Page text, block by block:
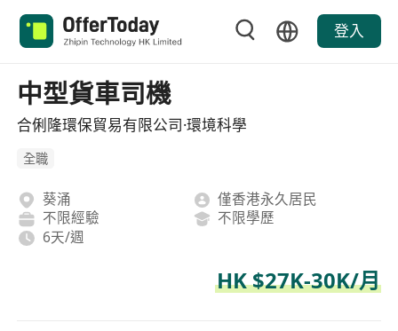
登入
中型貨車司機
合俐隆環保貿易有限公司·環境科學
全職
葵涌
僅香港永久居民
不限經驗
不限學歷
6天/週
HK $27K-30K/月